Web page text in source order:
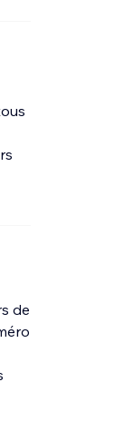
de